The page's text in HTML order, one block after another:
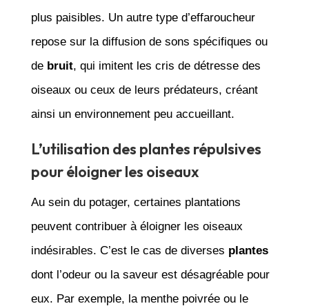
plus paisibles. Un autre type d’effaroucheur
repose sur la diffusion de sons spécifiques ou
de bruit, qui imitent les cris de détresse des
oiseaux ou ceux de leurs prédateurs, créant
ainsi un environnement peu accueillant.
L’utilisation des plantes répulsives
pour éloigner les oiseaux
Au sein du potager, certaines plantations
peuvent contribuer à éloigner les oiseaux
indésirables. C’est le cas de diverses plantes
dont l’odeur ou la saveur est désagréable pour
eux. Par exemple, la menthe poivrée ou le